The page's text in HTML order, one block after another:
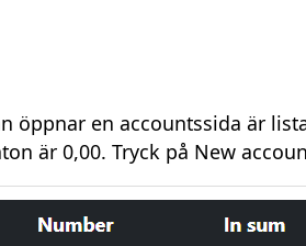
öppnar en accountssida är
är 0,00. Tryck på New